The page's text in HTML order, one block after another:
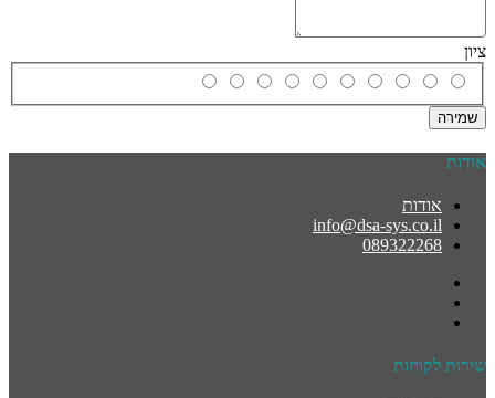
ציון
שמירה
אודות
אודות
info@dsa-sys.co.il
089322268
שירות לקוחות